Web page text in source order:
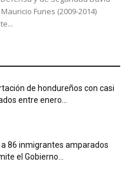
Funes (2009-2014)
de hondureños con casi
entre enero...
a 86 inmigrantes amparados
el Gobierno...